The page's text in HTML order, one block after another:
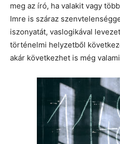
meg az író, ha valakit vagy
Imre is száraz
iszonyatát, vaslogikával
történelmi helyzetből
akár következhet is még